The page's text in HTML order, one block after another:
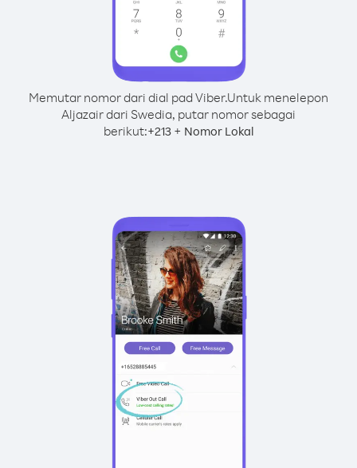
Memutar nomor dari dial pad Viber.Untuk menelepon
Aljazair dari Swedia, putar nomor sebagai
berikut:+213+ Nomor Lokal